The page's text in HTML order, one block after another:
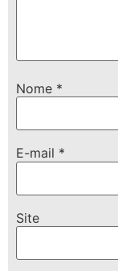
Nome *
E-mail *
Site